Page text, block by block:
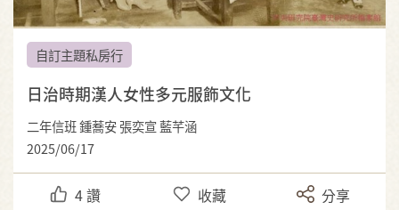
自訂主題私房行
日治時期漢人女性多元服飾文化
二年信班 鍾蕎安 張奕宣 藍芊涵
2025/06/17
4讚 收藏 分享